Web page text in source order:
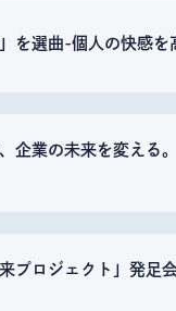
を選曲-個人の快感
企業の未来を変え
プロジェクト」発足